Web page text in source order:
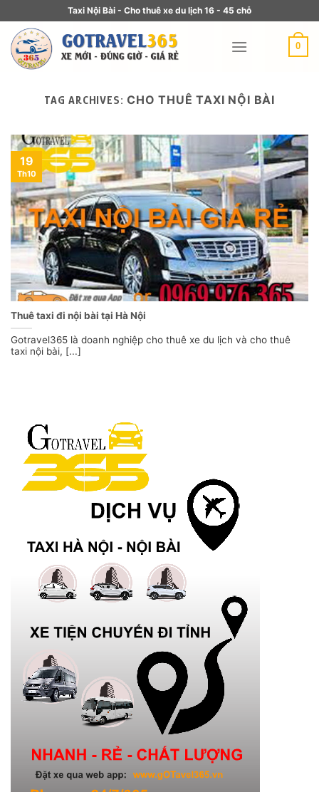
Taxi Nội Bài - Cho thuê xe du lịch 16 - 45 chỗ
0
TAG ARCHIVES:CHO THUÊ TAXI NỘI BÀI
Thuê taxi đi nội bài tại Hà Nội
Gotravel365 là doanh nghiệp cho thuê xe du lịch và cho thuê
taxi nội bài, [...]
19
Th10